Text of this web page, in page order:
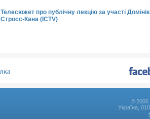
Телесюжет про публічну лекцію за участі
Стросс-Кана (ICTV)
© 2006
Україна,